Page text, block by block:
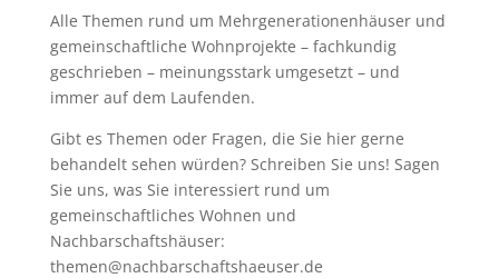
Alle Themen rund um Mehrgenerationenhäuser und
gemeinschaftliche Wohnprojekte – fachkundig
geschrieben – meinungsstark umgesetzt – und
immer auf dem Laufenden.
Gibt es Themen oder Fragen, die Sie hier gerne
behandelt sehen würden? Schreiben Sie uns! Sagen
Sie uns, was Sie interessiert rund um
gemeinschaftliches Wohnen und
Nachbarschaftshäuser:
themen@nachbarschaftshaeuser.de